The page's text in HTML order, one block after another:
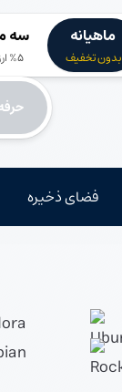
ماهیانه
بدون تخفیف
سه
%5 ارزان‌تر
فضای ذخیره